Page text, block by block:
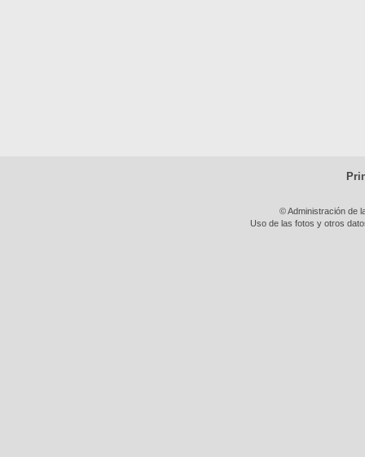
© Administración de
Uso de las fotos y otros